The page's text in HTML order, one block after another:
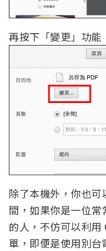
再按下「變更」功能
除了本機外，你也
間，如果你是一位
的人，不仿可以利
單，即便是使用別台